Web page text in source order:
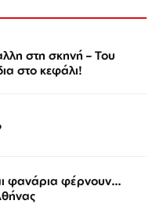
στη σκηνή – Του
στο κεφάλι!
φανάρια φέρνουν…